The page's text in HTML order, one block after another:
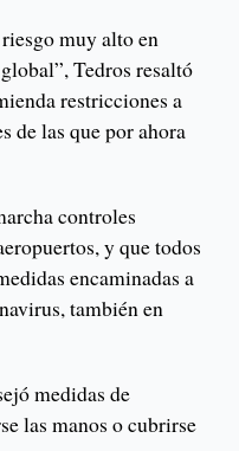
muy alto en
Tedros resaltó
restricciones a
de las que por ahora
controles
y que todos
encaminadas a
también en
medidas de
las manos o cubrirse